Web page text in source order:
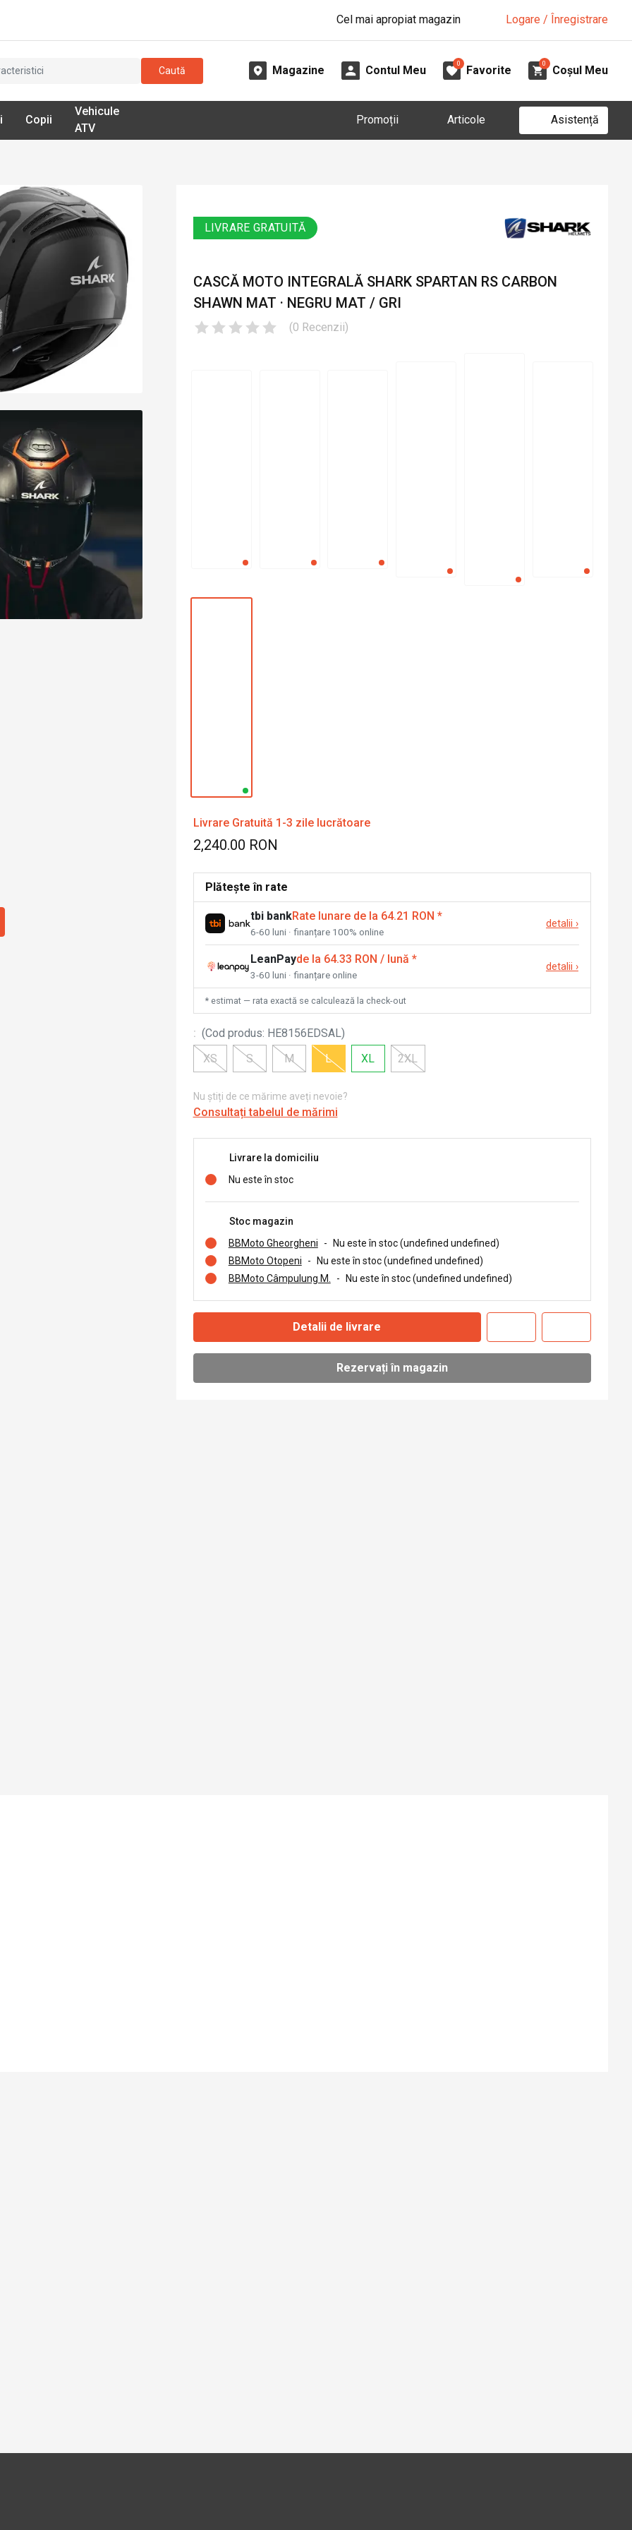
Cel mai apropiat magazin Logare / Înregistrare
Caută Magazine Contul Meu
0
Favorite
0
Coșul Meu
Copii
Vehicule
ATV
Promoții Articole Asistență
LIVRARE GRATUITĂ
CASCĂ MOTO INTEGRALĂ SHARK SPARTAN RS CARBON
SHAWN MAT · NEGRU MAT / GRI
(0 Recenzii)
Livrare Gratuită 1-3 zile lucrătoare
2,240.00 RON
Plătește în rate
tbi bankRate lunare de la 64.21 RON *
6-60 luni · finanțare 100% online
detalii ›
LeanPayde la 64.33 RON / lună *
3-60 luni · finanțare online
detalii ›
* estimat — rata exactă se calculează la check-out
: (Cod produs: HE8156EDSAL)
XS
S M L XL 2XL
Nu știți de ce mărime aveți nevoie?
Consultați tabelul de mărimi
Livrare la domiciliu
Nu este în stoc
Stoc magazin
BBMoto Gheorgheni
-
Nu este în stoc (undefined undefined)
BBMoto Otopeni
-
Nu este în stoc (undefined undefined)
BBMoto Câmpulung M.
- Nu este în stoc (undefined undefined)
Detalii de livrare
Rezervați în magazin